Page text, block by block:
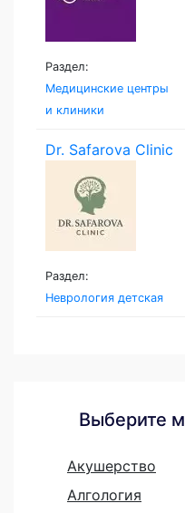
Раздел:
Медицинские центры
и клиники
Dr. Safarova Clinic
Раздел:
Неврология детская
Выберите
Акушерство
Алгология